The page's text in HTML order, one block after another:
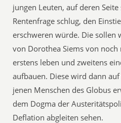
jungen Leuten, auf deren
Rentenfrage schlug, den
erschweren würde. Die sollen
von Dorothea Siems von
erstens leben und zweitens
aufbauen. Diese wird dann
jenen Menschen des Globus
dem Dogma der
Deflation abgleiten sehen.